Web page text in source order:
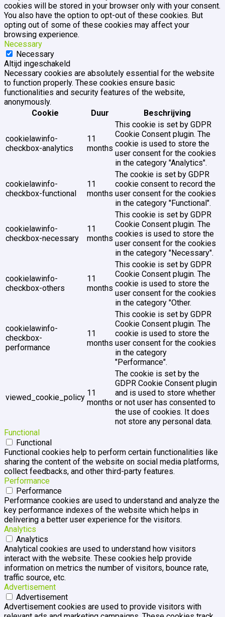
cookies will be stored in your browser only with your consent.
You also have the option to opt-out of these cookies. But
opting out of some of these cookies may affect your
browsing experience.
Necessary
Necessary
Altijd ingeschakeld
Necessary cookies are absolutely essential for the website
to function properly. These cookies ensure basic
functionalities and security features of the website,
anonymously.
Cookie
Duur Beschrijving
cookielawinfo-
checkbox-analytics
11
months
This cookie is set by GDPR
Cookie Consent plugin. The
cookie is used to store the
user consent for the cookies
in the category "Analytics".
cookielawinfo-
checkbox-functional
11
months
The cookie is set by GDPR
cookie consent to record the
user consent for the cookies
in the category "Functional".
cookielawinfo-
checkbox-necessary
11
months
This cookie is set by GDPR
Cookie Consent plugin. The
cookies is used to store the
user consent for the cookies
in the category "Necessary".
cookielawinfo-
checkbox-others
11
months
This cookie is set by GDPR
Cookie Consent plugin. The
cookie is used to store the
user consent for the cookies
in the category "Other.
cookielawinfo-
checkbox-
performance
11
months
This cookie is set by GDPR
Cookie Consent plugin. The
cookie is used to store the
user consent for the cookies
in the category
"Performance".
viewed_cookie_policy 11
months
The cookie is set by the
GDPR Cookie Consent plugin
and is used to store whether
or not user has consented to
the use of cookies. It does
not store any personal data.
Functional
Functional
Functional cookies help to perform certain functionalities like
sharing the content of the website on social media platforms,
collect feedbacks, and other third-party features.
Performance
Performance
Performance cookies are used to understand and analyze the
key performance indexes of the website which helps in
delivering a better user experience for the visitors.
Analytics
Analytics
Analytical cookies are used to understand how visitors
interact with the website. These cookies help provide
information on metrics the number of visitors, bounce rate,
traffic source, etc.
Advertisement
Advertisement
Advertisement cookies are used to provide visitors with